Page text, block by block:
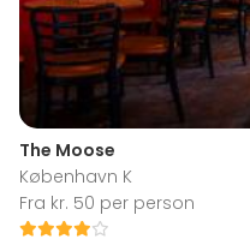
The Moose
København K
Fra kr. 50 per person